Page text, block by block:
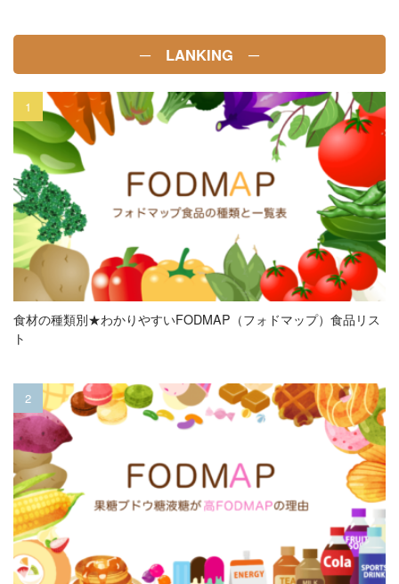
─ LANKING ─
食材の種類別★わかりやすいFODMAP（フォドマップ）食品リス
ト